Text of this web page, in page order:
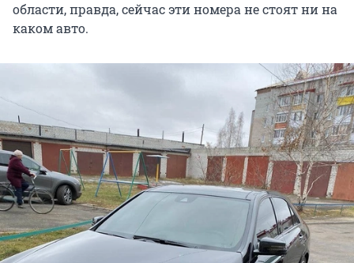
области, правда, сейчас эти номера не стоят ни на
каком авто.